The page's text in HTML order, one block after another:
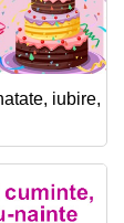
iubire,